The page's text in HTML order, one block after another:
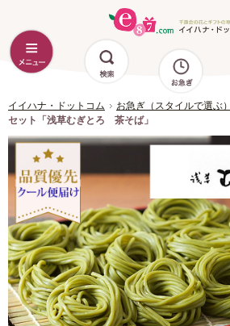
イイハナ・ドットコム お急ぎ（スタイルで選ぶ）
セット「浅草むぎとろ 茶そば」